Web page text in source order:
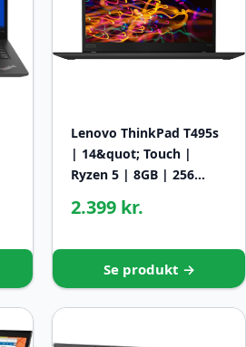
Lenovo ThinkPad T495s
| 14&quot; Touch |
Ryzen 5 | 8GB | 256…
2.399 kr.
Se produkt →